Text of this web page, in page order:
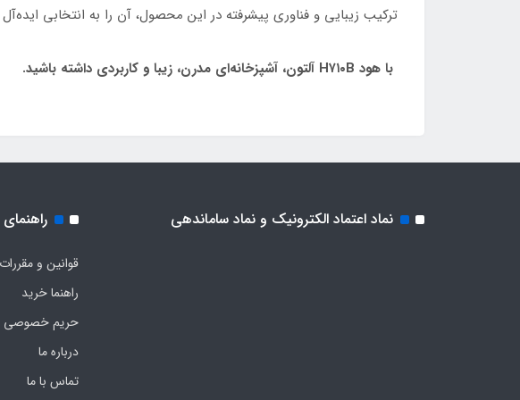
ترکیب زیبایی و فناوری پیشرفته در این محصول، آن را به انتخابی
با هود H۷۱۰B آلتون، آشپزخانه‌ای مدرن، زیبا و کاربردی داشته باشید.
نماد اعتماد الکترونیک و نماد ساماندهی
قوانین و مقررات
راهنما خرید
حریم خصوصی
درباره ما
تماس با ما